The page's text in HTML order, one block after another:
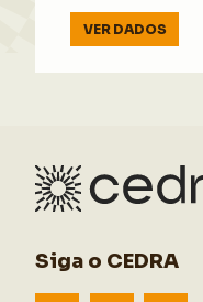
VER DADOS
Siga o CEDRA